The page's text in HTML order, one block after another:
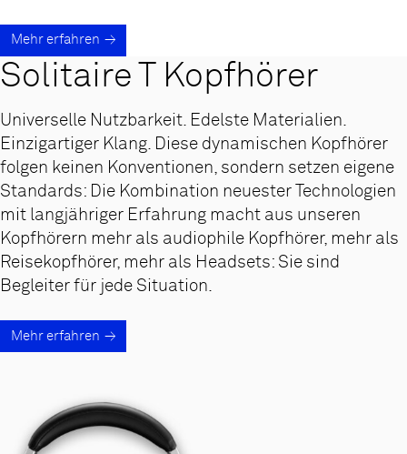
Mehr erfahren
Solitaire T Kopfhörer
Universelle Nutzbarkeit. Edelste Materialien.
Einzigartiger Klang. Diese dynamischen Kopfhörer
folgen keinen Konventionen, sondern setzen eigene
Standards: Die Kombination neuester Technologien
mit langjähriger Erfahrung macht aus unseren
Kopfhörern mehr als audiophile Kopfhörer, mehr als
Reisekopfhörer, mehr als Headsets: Sie sind
Begleiter für jede Situation.
Mehr erfahren